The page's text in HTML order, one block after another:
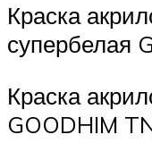
Краска
супербелая
Краска
GOODHIM